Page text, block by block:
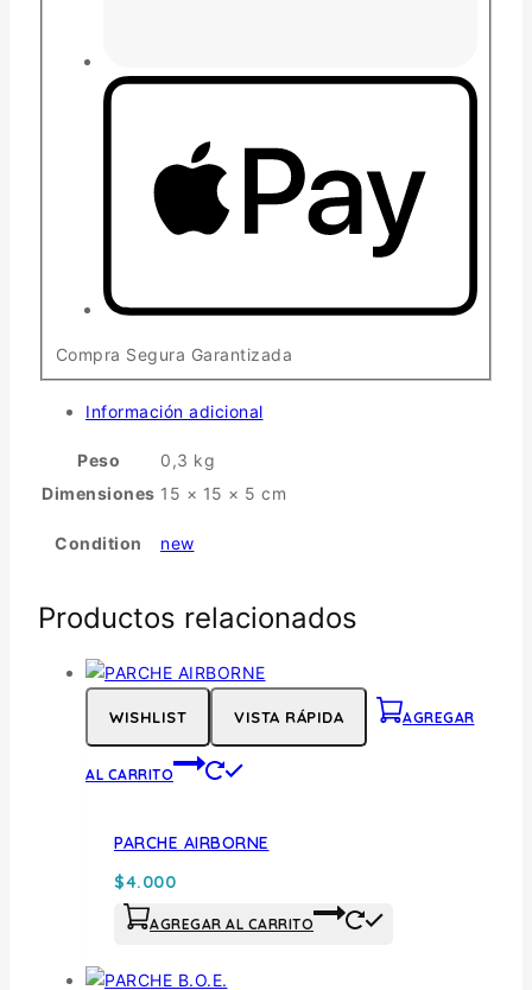
Compra Segura Garantizada
Información adicional
Peso
0,3 kg
Dimensiones 15 × 15 × 5 cm
Condition new
Productos relacionados
WISHLIST VISTA RÁPIDA AGREGAR
AL CARRITO
PARCHE AIRBORNE
$4.000
AGREGAR AL CARRITO